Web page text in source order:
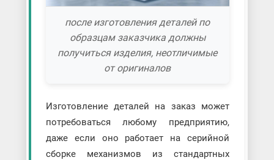
после изготовления деталей по
образцам заказчика должны
получиться изделия, неотличимые
от оригиналов
Изготовление деталей на заказ может
потребоваться любому предприятию,
даже если оно работает на серийной
сборке механизмов из стандартных